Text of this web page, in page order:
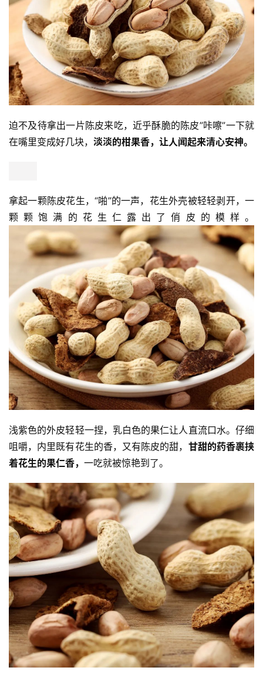
迫不及待拿出一片陈皮来吃，近乎酥脆的陈皮”咔嚓”一下就
在嘴里变成好几块， 淡淡的柑果香，让人闻起来清心安神。
拿起一颗陈皮花生，“啪”的一声，花生外壳被轻轻剥开，一
颗颗饱满的花生仁露出了俏皮的模样。
浅紫色的外皮轻轻一捏，乳白色的果仁让人直流口水。仔细
咀嚼，内里既有花生的香，又有陈皮的甜， 甘甜的药香裹挟
着花生的果仁香， 一吃就被惊艳到了。